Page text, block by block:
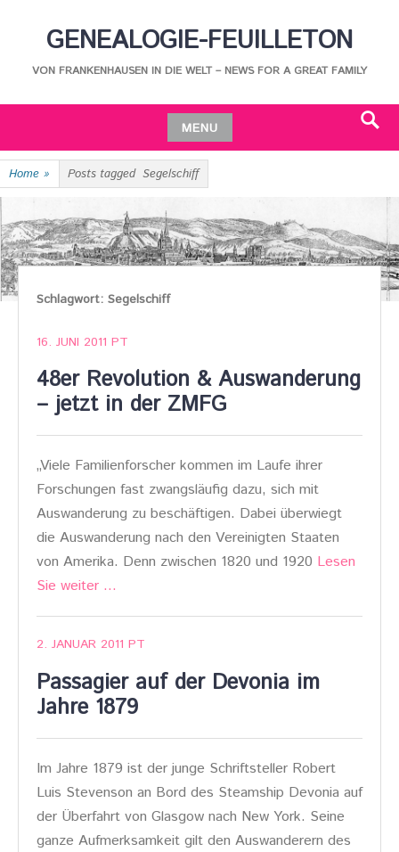
GENEALOGIE-FEUILLETON
VON FRANKENHAUSEN IN DIE WELT – NEWS FOR A GREAT FAMILY
MENU
Skip
to
Home » Posts tagged Segelschiff
Schlagwort: Segelschiff
16. JUNI 2011 PT
48er Revolution & Auswanderung
– jetzt in der ZMFG
„Viele Familienforscher kommen im Laufe ihrer
Forschungen fast zwangsläufig dazu, sich mit
Auswanderung zu beschäftigen. Dabei überwiegt
die Auswanderung nach den Vereinigten Staaten
von Amerika. Denn zwischen 1820 und 1920 Lesen
Sie weiter …
2. JANUAR 2011 PT
Passagier auf der Devonia im
Jahre 1879
Im Jahre 1879 ist der junge Schriftsteller Robert
Luis Stevenson an Bord des Steamship Devonia auf
der Überfahrt von Glasgow nach New York. Seine
ganze Aufmerksamkeit gilt den Auswanderern des